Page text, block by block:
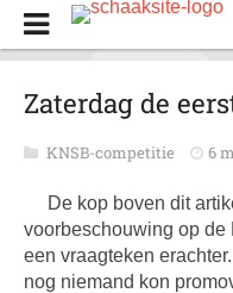
Zaterdag de
KNSB-competitie 6
De kop boven dit
voorbeschouwing op de
een vraagteken
nog niemand kon